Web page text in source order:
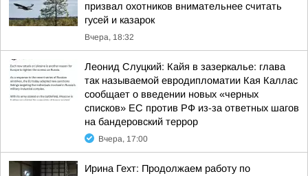
призвал охотников внимательнее считать
гусей и казарок
Вчера, 18:32
Леонид Слуцкий: Кайя в зазеркалье: глава
так называемой евродипломатии Кая Каллас
сообщает о введении новых «черных
списков» ЕС против РФ из-за ответных шагов
на бандеровский террор
Вчера, 17:00
Ирина Гехт: Продолжаем работу по